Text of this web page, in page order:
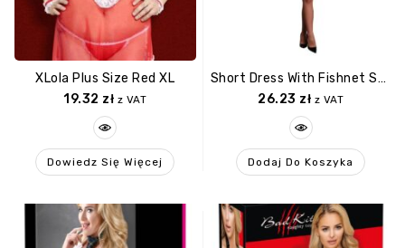
XLola Plus Size Red XL
19.32 zł z VAT
Dowiedz Się Więcej
Short Dress With Fishnet Structure And Spaghetti Straps
26.23 zł z VAT
Dodaj Do Koszyka